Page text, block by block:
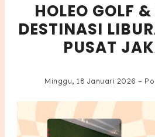
HOLEO GOLF
DESTINASI
PUSAT
Minggu, 18 Januari 2026-